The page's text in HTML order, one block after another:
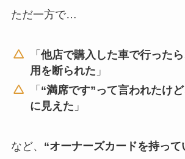
ただ一方で…
「他店で購入した車で行った
用を断られた 」
「 “満席です”って言われたけ
に見えた 」
など、 “オーナーズカードを持っ